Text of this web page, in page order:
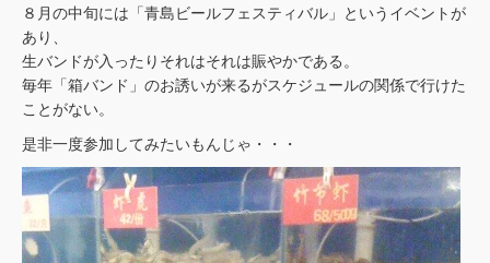
８月の中旬には「青島ビールフェスティバル」というイベントが
あり、
生バンドが入ったりそれはそれは賑やかである。
毎年「箱バンド」のお誘いが来るがスケジュールの関係で行けた
ことがない。
是非一度参加してみたいもんじゃ・・・